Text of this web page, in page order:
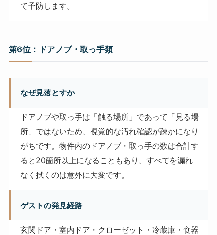
て予防します。
第6位：ドアノブ・取っ手類
なぜ見落とすか
ドアノブや取っ手は「触る場所」であって「見る場
所」ではないため、視覚的な汚れ確認が疎かになり
がちです。物件内のドアノブ・取っ手の数は合計す
ると20箇所以上になることもあり、すべてを漏れ
なく拭くのは意外に大変です。
ゲストの発見経路
玄関ドア・室内ドア・クローゼット・冷蔵庫・食器